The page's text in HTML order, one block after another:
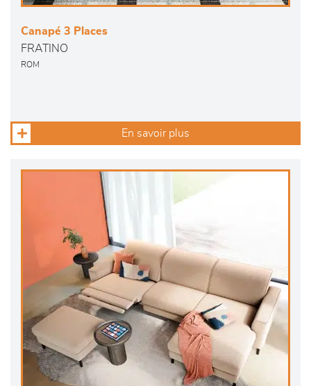
Canapé 3 Places
FRATINO
ROM
En savoir plus